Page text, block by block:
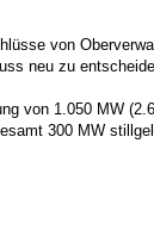
von
neu zu
von 1.050 MW
300 MW